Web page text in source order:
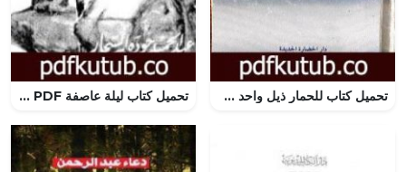
تحميل كتاب للحمار ذيل واحد لا ذيلان PDF تأليف قصي الشيخ عسكر مجانا [كامل] تحميل كتاب ليلة عاصفة PDF تأليف عبد الحميد جودة السحار مجانا [كامل]